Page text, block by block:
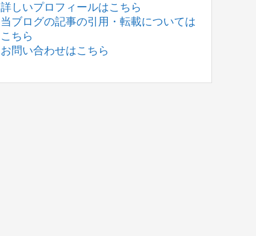
詳しいプロフィールはこちら
当ブログの記事の引用・転載については
こちら
お問い合わせはこちら